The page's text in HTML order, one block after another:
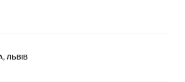
, ЛЬВІВ